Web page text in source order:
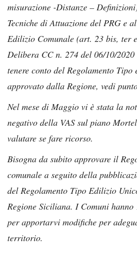
misurazione -Distanze –
Tecniche di Attuazione del PRG e
Edilizio Comunale (art. 23 bis, ter
Delibera CC n. 274 del 06/10/2020
tenere conto del Regolamento
approvato dalla Regione, vedi
Nel mese di Maggio vi è stata la
negativo della VAS sul piano
valutare se fare ricorso.
Bisogna da subito approvare il
comunale a seguito della
del Regolamento Tipo Edilizio
Regione Siciliana. I Comuni
per apportarvi modifiche per
territorio.